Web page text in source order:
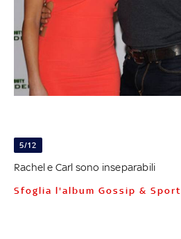
5/12
Rachel e Carl sono inseparabili
Sfoglia l'album Gossip & Sport